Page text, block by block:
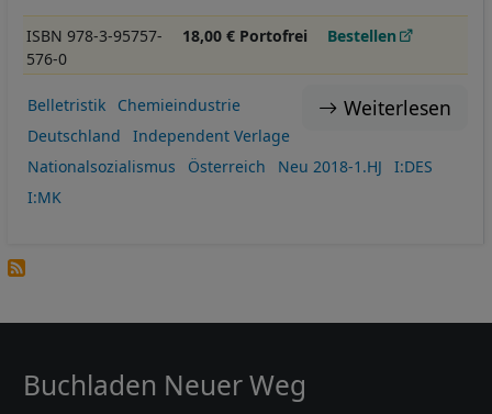
ISBN 978-3-95757-
576-0
18,00 € Portofrei Bestellen
Weiterlesen
Belletristik
Chemieindustrie
Deutschland
Independent Verlage
Nationalsozialismus
Österreich Neu 2018-1.HJ
I:DES
I:MK
Buchladen Neuer Weg